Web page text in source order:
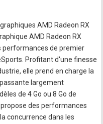
AMD Radeon RX
AMD Radeon RX
performances de premier
Profitant d'une finesse
elle prend en charge la
largement
de 4 Go ou 8 Go de
des performances
concurrence dans les